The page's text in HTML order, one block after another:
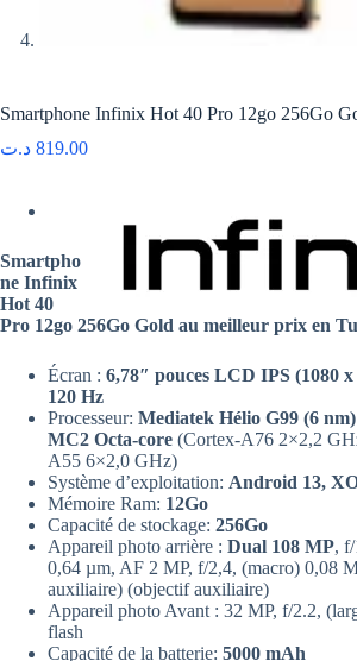
Smartphone Infinix Hot 40 Pro 12go 256Go
819.00 د.ت
Smartpho
ne Infinix
Hot 40
Pro 12go 256Go Gold au meilleur prix en
Écran : 6,78″ pouces LCD IPS (1080 x
120 Hz
Processeur: Mediatek Hélio G99 (6
MC2 Octa-core (Cortex-A76 2×2,2
A55 6×2,0 GHz)
Système d’exploitation: Android 13,
Mémoire Ram: 12Go
Capacité de stockage: 256Go
Appareil photo arrière : Dual 108 MP,
0,64 µm, AF 2 MP, f/2,4, (macro) 0,08
auxiliaire) (objectif auxiliaire)
Appareil photo Avant : 32 MP, f/2.2,
flash
Capacité de la batterie: 5000 mAh